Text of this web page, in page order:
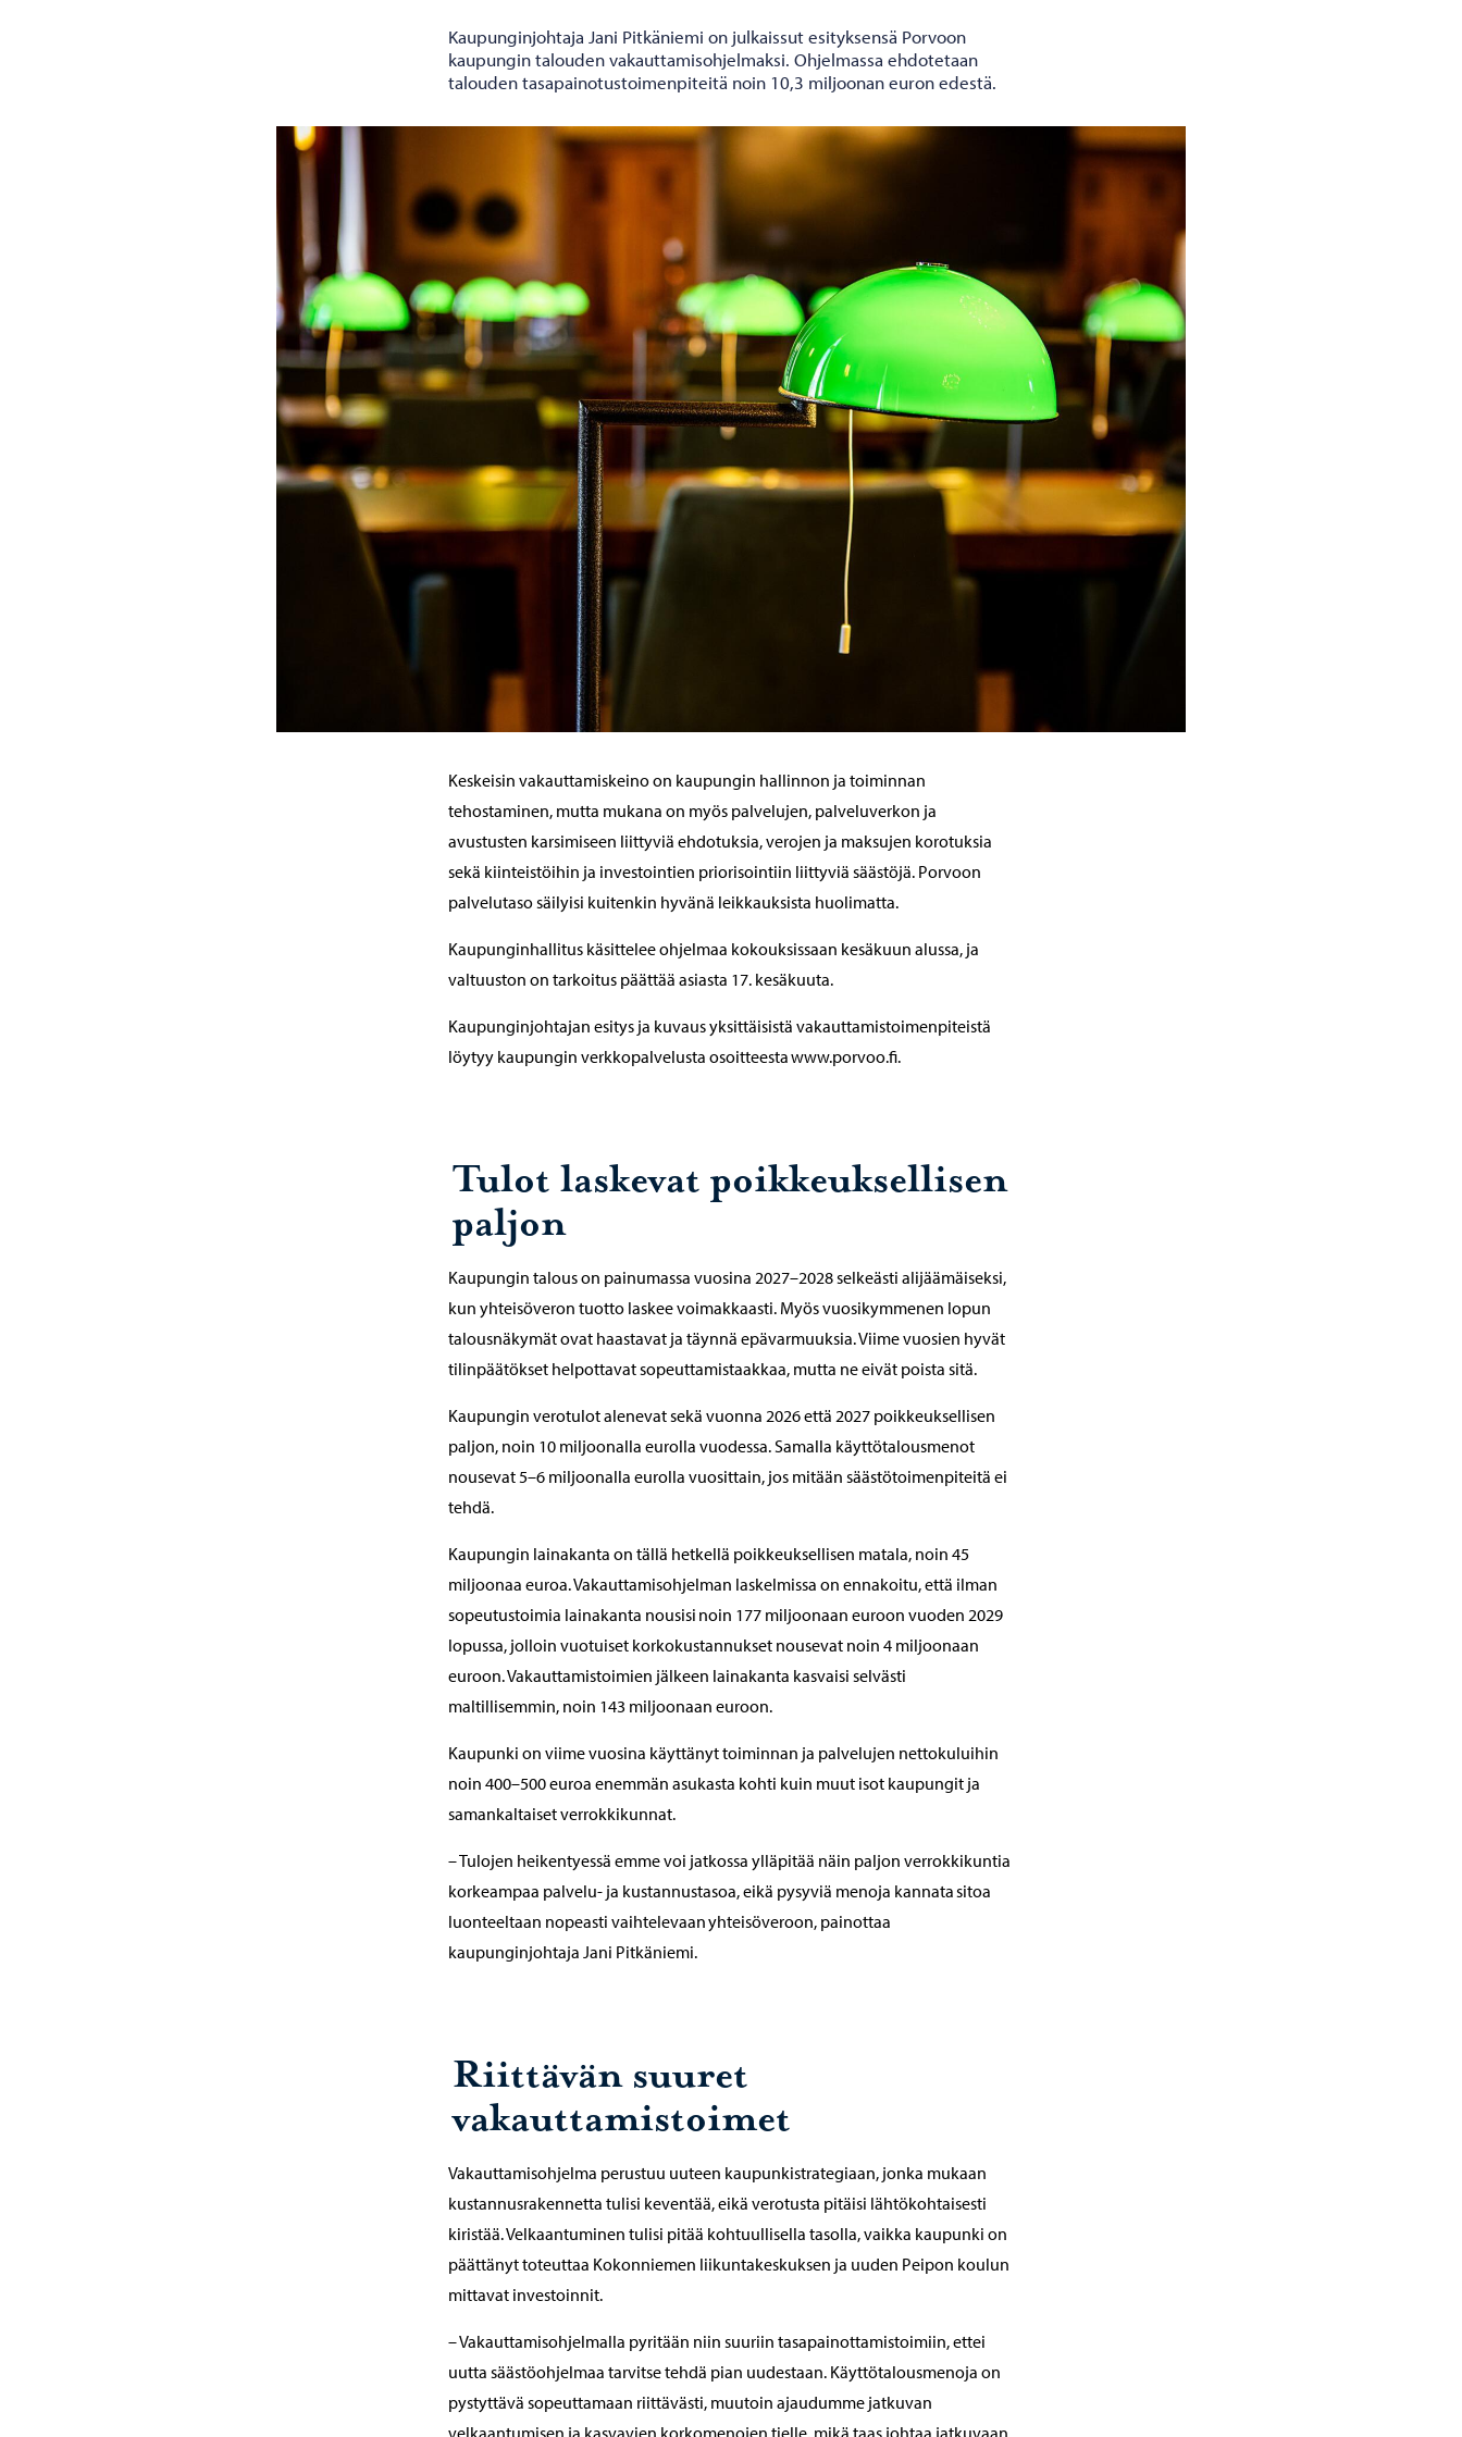
Kaupunginjohtaja Jani Pitkäniemi on julkaissut esityksensä Porvoon
kaupungin talouden vakauttamisohjelmaksi. Ohjelmassa ehdotetaan
talouden tasapainotustoimenpiteitä noin 10,3 miljoonan euron edestä.
Keskeisin vakauttamiskeino on kaupungin hallinnon ja toiminnan
tehostaminen, mutta mukana on myös palvelujen, palveluverkon ja
avustusten karsimiseen liittyviä ehdotuksia, verojen ja maksujen korotuksia
sekä kiinteistöihin ja investointien priorisointiin liittyviä säästöjä. Porvoon
palvelutaso säilyisi kuitenkin hyvänä leikkauksista huolimatta.
Kaupunginhallitus käsittelee ohjelmaa kokouksissaan kesäkuun alussa, ja
valtuuston on tarkoitus päättää asiasta 17. kesäkuuta.
Kaupunginjohtajan esitys ja kuvaus yksittäisistä vakauttamistoimenpiteistä
löytyy kaupungin verkkopalvelusta osoitteesta www.porvoo.fi.
Tulot laskevat poikkeuksellisen
paljon
Kaupungin talous on painumassa vuosina 2027–2028 selkeästi alijäämäiseksi,
kun yhteisöveron tuotto laskee voimakkaasti. Myös vuosikymmenen lopun
talousnäkymät ovat haastavat ja täynnä epävarmuuksia. Viime vuosien hyvät
tilinpäätökset helpottavat sopeuttamistaakkaa, mutta ne eivät poista sitä.
Kaupungin verotulot alenevat sekä vuonna 2026 että 2027 poikkeuksellisen
paljon, noin 10 miljoonalla eurolla vuodessa. Samalla käyttötalousmenot
nousevat 5–6 miljoonalla eurolla vuosittain, jos mitään säästötoimenpiteitä ei
tehdä.
Kaupungin lainakanta on tällä hetkellä poikkeuksellisen matala, noin 45
miljoonaa euroa. Vakauttamisohjelman laskelmissa on ennakoitu, että ilman
sopeutustoimia lainakanta nousisi noin 177 miljoonaan euroon vuoden 2029
lopussa, jolloin vuotuiset korkokustannukset nousevat noin 4 miljoonaan
euroon. Vakauttamistoimien jälkeen lainakanta kasvaisi selvästi
maltillisemmin, noin 143 miljoonaan euroon.
Kaupunki on viime vuosina käyttänyt toiminnan ja palvelujen nettokuluihin
noin 400–500 euroa enemmän asukasta kohti kuin muut isot kaupungit ja
samankaltaiset verrokkikunnat.
– Tulojen heikentyessä emme voi jatkossa ylläpitää näin paljon verrokkikuntia
korkeampaa palvelu- ja kustannustasoa, eikä pysyviä menoja kannata sitoa
luonteeltaan nopeasti vaihtelevaan yhteisöveroon, painottaa
kaupunginjohtaja Jani Pitkäniemi.
Riittävän suuret
vakauttamistoimet
Vakauttamisohjelma perustuu uuteen kaupunkistrategiaan, jonka mukaan
kustannusrakennetta tulisi keventää, eikä verotusta pitäisi lähtökohtaisesti
kiristää. Velkaantuminen tulisi pitää kohtuullisella tasolla, vaikka kaupunki on
päättänyt toteuttaa Kokonniemen liikuntakeskuksen ja uuden Peipon koulun
mittavat investoinnit.
– Vakauttamisohjelmalla pyritään niin suuriin tasapainottamistoimiin, ettei
uutta säästöohjelmaa tarvitse tehdä pian uudestaan. Käyttötalousmenoja on
pystyttävä sopeuttamaan riittävästi, muutoin ajaudumme jatkuvan